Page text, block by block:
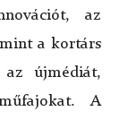
az
a kortárs
az újmé­diát,
A